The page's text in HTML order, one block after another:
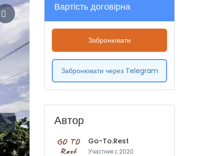
Вартість договірна
Забронювати
Забронювати через Telegram
Автор
Go-To.Rest
Участник с 2020